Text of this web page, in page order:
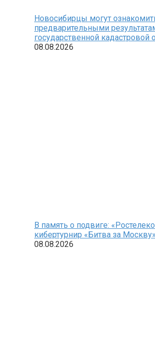
Новосибирцы могут
предварительными
государственной кадастровой
земельных участков
08.08.2026
В память о подвиге:
кибертурнир «Битва за Москву»
08.08.2026